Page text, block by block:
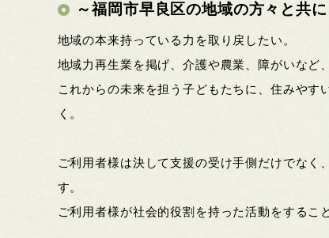
～福岡市早良区の地域の方々と共
地域の本来持っている力を取り戻したい。
地域力再生業を掲げ、介護や農業、障がいなど
これからの未来を担う子どもたちに、住みや
く。
ご利用者様は決して支援の受け手側だけでな
す。
ご利用者様が社会的役割を持った活動をする